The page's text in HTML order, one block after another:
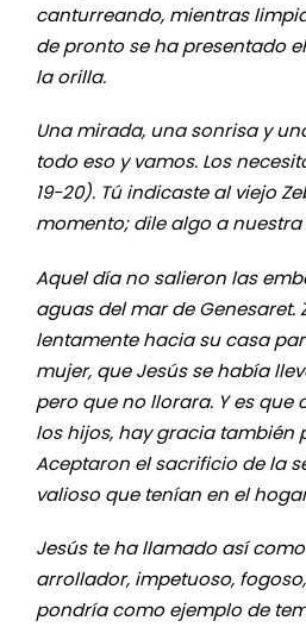
canturreando, mientras
de pronto se ha presentado
la orilla.
Una mirada, una sonrisa y
todo eso y vamos. Los
19-20). Tú indicaste al viejo
momento; dile algo a nuestra
Aquel día no salieron las
aguas del mar de Genesaret.
lentamente hacia su casa
mujer, que Jesús se había
pero que no llorara. Y es que
los hijos, hay gracia también
Aceptaron el sacrificio de la
valioso que tenían en el
Jesús te ha llamado así
arrollador, impetuoso,
pondría como ejemplo de